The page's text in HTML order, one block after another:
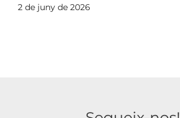
2 de juny de 2026